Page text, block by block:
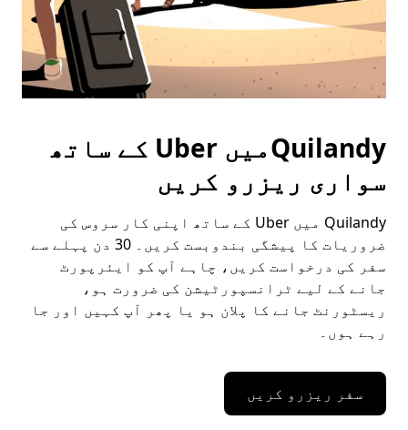
Quilandyمیں Uber کے ساتھ
سواری ریزرو کریں
Quilandy میں Uber کے ساتھ اپنی کار سروس کی
ضروریات کا پیشگی بندوبست کریں۔ 30 دن پہلے سے
سفر کی درخواست کریں، چاہے آپ کو ایئرپورٹ
جانے کے لیے ٹرانسپورٹیشن کی ضرورت ہو،
ریسٹورنٹ جانے کا پلان ہو یا پھر آپ کہیں اور جا
رہے ہوں۔
سفر ریزرو کریں